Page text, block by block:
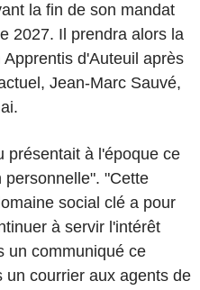
la fin de son mandat
2027. Il prendra alors la
d'Auteuil après
Jean-Marc Sauvé,
présentait à l'époque ce
"Cette
social clé a pour
à servir l'intérêt
un communiqué ce
courrier aux agents de